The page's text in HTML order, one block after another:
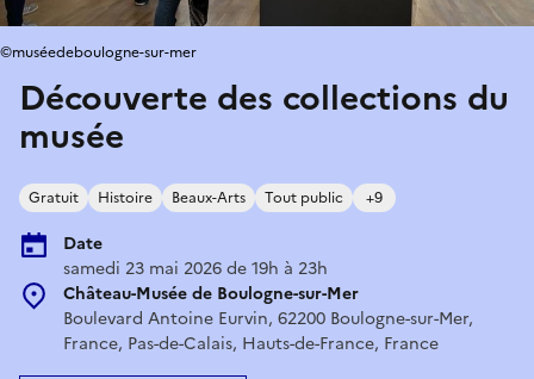
Découverte des collections du
musée
Gratuit Histoire Beaux-Arts Tout public +9
Date
samedi 23 mai 2026 de 19h à 23h
Château-Musée de Boulogne-sur-Mer
Boulevard Antoine Eurvin, 62200 Boulogne-sur-Mer,
France, Pas-de-Calais, Hauts-de-France, France
©muséedeboulogne-sur-mer